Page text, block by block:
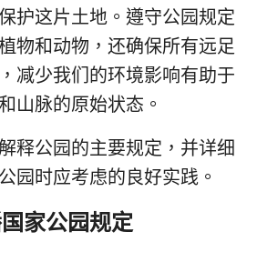
护这片土地。遵守公园规定
物和动物，还确保所有远足
减少我们的环境影响有助于
山脉的原始状态。
释公园的主要规定，并详细
园时应考虑的良好实践。
家公园规定